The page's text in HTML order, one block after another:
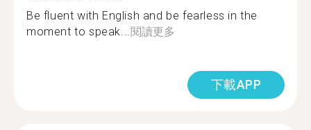
Be fluent with English and be fearless in the
moment to speak...閱讀更多
下載APP